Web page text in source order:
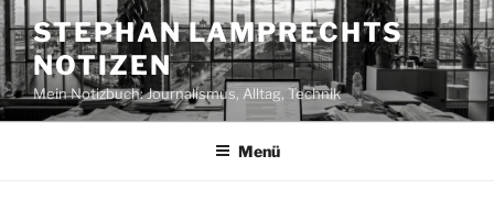
Zum
Inhalt
springen
STEPHAN LAMPRECHTS
NOTIZEN
Mein Notizbuch: Journalismus, Alltag, Technik
Menü